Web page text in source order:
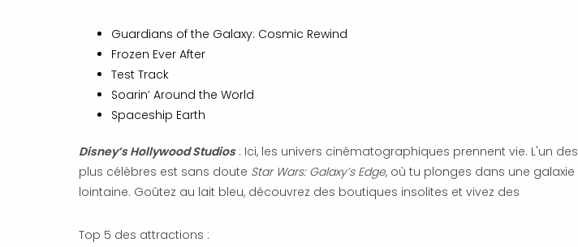
Guardians of the Galaxy: Cosmic Rewind
Frozen Ever After
Test Track
Soarin’ Around the World
Spaceship Earth
Disney’s Hollywood Studios: Ici, les univers cinématographiques prennent vie. L'un des
plus célèbres est sans doute Star Wars: Galaxy’s Edge, où tu plonges dans une galaxie
lointaine. Goûtez au lait bleu, découvrez des boutiques insolites et vivez des
Top 5 des attractions :